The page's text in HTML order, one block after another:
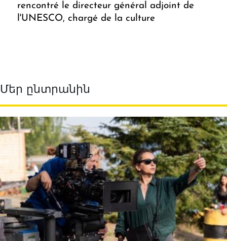
rencontré le directeur général adjoint de
l'UNESCO, chargé de la culture
Մեր ընտրանին